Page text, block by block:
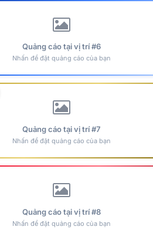
Quảng cáo tại vị trí #6
Nhấn để đặt quảng cáo của bạn
Quảng cáo tại vị trí #7
Nhấn để đặt quảng cáo của bạn
Quảng cáo tại vị trí #8
Nhấn để đặt quảng cáo của bạn